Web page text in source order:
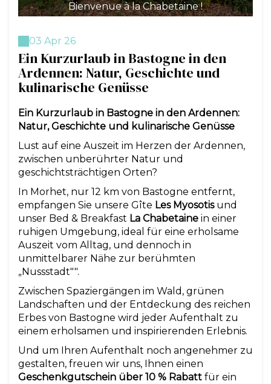
Bienvenue à la Chabetaine !
03 Apr 26
Ein Kurzurlaub in Bastogne in den
Ardennen: Natur, Geschichte und
kulinarische Genüsse
Ein Kurzurlaub in Bastogne in den Ardennen:
Natur, Geschichte und kulinarische Genüsse
Lust auf eine Auszeit im Herzen der Ardennen,
zwischen unberührter Natur und
geschichtsträchtigen Orten?
In Morhet, nur 12 km von Bastogne entfernt,
empfangen Sie unsere Gîte Les Myosotisund
unser Bed & Breakfast La Chabetaine in einer
ruhigen Umgebung, ideal für eine erholsame
Auszeit vom Alltag, und dennoch in
unmittelbarer Nähe zur berühmten
„Nussstadt"".
Zwischen Spaziergängen im Wald, grünen
Landschaften und der Entdeckung des reichen
Erbes von Bastogne wird jeder Aufenthalt zu
einem erholsamen und inspirierenden Erlebnis.
Und um Ihren Aufenthalt noch angenehmer zu
gestalten, freuen wir uns, Ihnen einen
Geschenkgutschein über 10 % Rabatt für ein